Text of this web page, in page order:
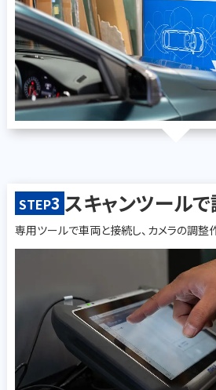
STEP3 スキャンツール
専用ツールで車両と接続し、カメラの調整